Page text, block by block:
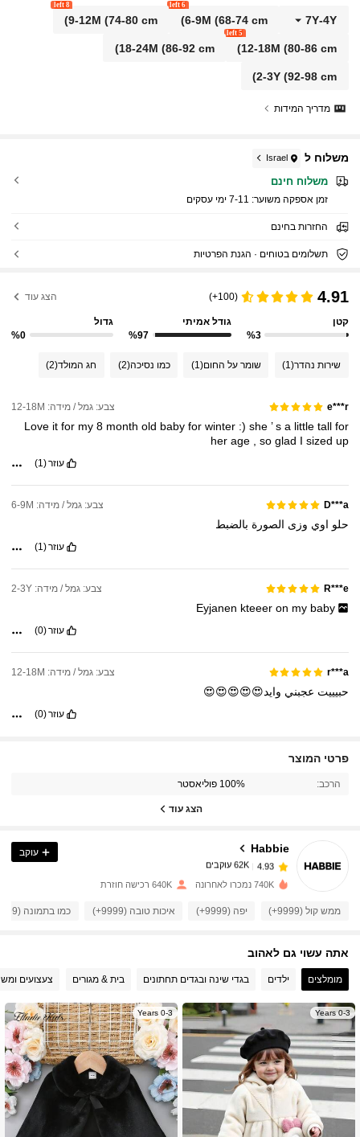
4Y
-
7Y
6-9M (68-74 cm)
6 left
9-12M (74-80 cm)
8 left
12-18M (80-86 cm)
5 left
18-24M (86-92 cm)
2-3Y (92-98 cm)
מדריך המידות
משלוח ל Israel
משלוח חינם
זמן אספקה ​​משוער: 7-11 ימי עסקים
החזרות בחינם
תשלומים בטוחים · הגנת הפרטיות
4.91
(100+) הצג עוד
קטן
%3
גודל אמיתי
%97
גדול
%0
שירות נהדר(1) שומר על החום(1) כמו נסיכה(2) חג המולד(2)
e***r צבע: גמל / מידה: 12-18M
Love it for my 8 month old baby for winter :) she ’s a little tall for
her age so glad I sized up
עוזר(1)
D***a צבע: גמל / מידה: 6-9M
حلو اوي وزى الصورة بالضبط
עוזר(1)
R***e צבע: גמל / מידה: 2-3Y
Eyjanen kteeeron my baby
עוזר(0)
r***a צבע: גמל / מידה: 12-18M
حبيييت عجبني وايد😍😍😍😍😍
עוזר(0)
פרטי המוצר
הרכב: 100% פוליאסטר
הצג עוד
Habbie
4.93
62K עוקבים
w***5
שילםלפני יום אחד
4.93 62K עוקבים
4.93 62K עוקבים
4.93 62K עוקבים
4.93 62K עוקבים
עוקב
740K נמכרו לאחרונה 640K רכישה חוזרת
ממש קול (9999+) יפה (9999+) איכות טובה (9999+) כמו בתמונה (9999+)
אתה עשוי גם לאהוב
מומלצים ילדים בגדי שינה ובגדים תחתונים בית & מגורים צעצועים
0-3 Years
0-3 Years